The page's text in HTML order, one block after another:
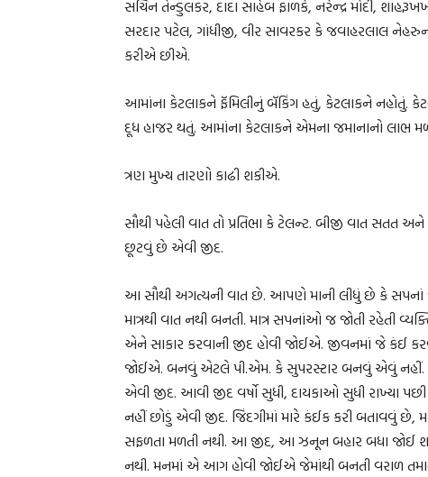
સચિન તેન્ડુલકર, દાદા સાહેબ ફાળકે, નરેન્દ્ર મોદી,
સરદાર પટેલ, ગાંધીજી, વીર સાવરકર કે જવાહરલાલ
કરીએ છીએ.
આમાંના કેટલાકને ફૅમિલીનું બૅકિંગ હતું, કેટલાકને નહોતું.
દૂધ હાજર થતું. આમાંના કેટલાકને એમના જમાનાનો
ત્રણ મુખ્ય તારણો કાઢી શકીએ.
સૌથી પહેલી વાત તો પ્રતિભા કે ટેલન્ટ. બીજી વાત સતત
છૂટવું છે એવી જીદ.
આ સૌથી અગત્યની વાત છે. આપણે માની લીધું છે કે સપનાં
માત્રથી વાત નથી બનતી. માત્ર સપનાંઓ જ જોતી રહેતી
એને સાકાર કરવાની જીદ હોવી જોઈએ. જીવનમાં જે કંઈ
જોઈએ. બનવું એટલે પી.એમ. કે સુપરસ્ટાર બનવું એવું નહીં.
એવી જીદ. આવી જીદ વર્ષો સુધી, દાયકાઓ સુધી રાખ્યા
નહીં છોડું એવી જીદ. જિંદગીમાં મારે કંઈક કરી બતાવવું
સફળતા મળતી નથી. આ જીદ, આ ઝનૂન બહાર બધા જોઈ
નથી. મનમાં એ આગ હોવી જોઈએ જેમાંથી બનતી વરાળ